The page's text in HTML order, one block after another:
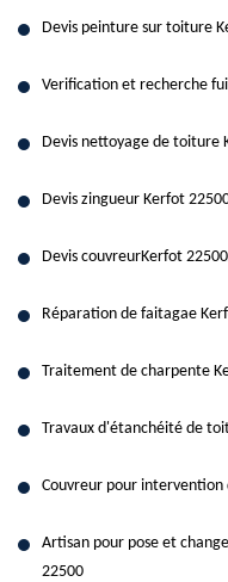
Devis peinture sur toiture
Verification et recherche
Devis nettoyage de toiture
Devis zingueur Kerfot
Devis couvreurKerfot 22500
Réparation de faitagae
Traitement de charpente
Travaux d'étanchéité de
Couvreur pour
Artisan pour pose et
22500